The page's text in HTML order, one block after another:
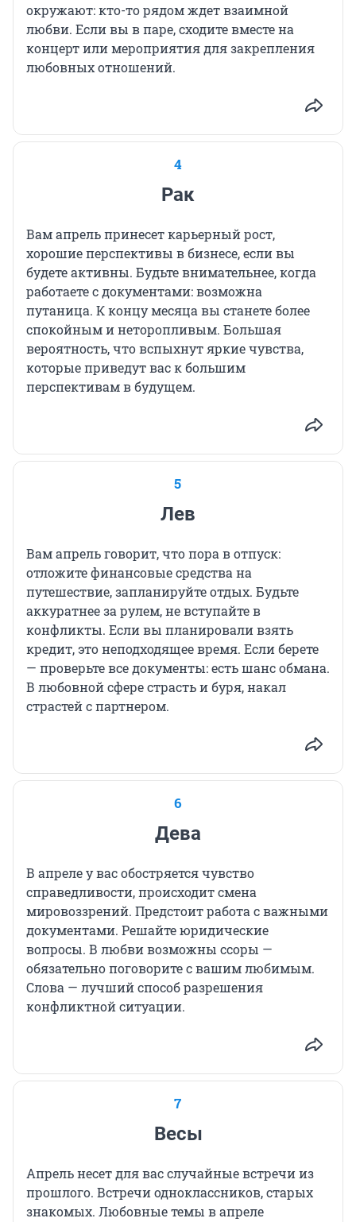
окружают: кто-то рядом ждет взаимной
любви. Если вы в паре, сходите вместе на
концерт или мероприятия для закрепления
любовных отношений.
4
Рак
Вам апрель принесет карьерный рост,
хорошие перспективы в бизнесе, если вы
будете активны. Будьте внимательнее, когда
работаете с документами: возможна
путаница. К концу месяца вы станете более
спокойным и неторопливым. Большая
вероятность, что вспыхнут яркие чувства,
которые приведут вас к большим
перспективам в будущем.
5
Лев
Вам апрель говорит, что пора в отпуск:
отложите финансовые средства на
путешествие, запланируйте отдых. Будьте
аккуратнее за рулем, не вступайте в
конфликты. Если вы планировали взять
кредит, это неподходящее время. Если берете
— проверьте все документы: есть шанс обмана.
В любовной сфере страсть и буря, накал
страстей с партнером.
6
Дева
В апреле у вас обостряется чувство
справедливости, происходит смена
мировоззрений. Предстоит работа с важными
документами. Решайте юридические
вопросы. В любви возможны ссоры —
обязательно поговорите с вашим любимым.
Слова — лучший способ разрешения
конфликтной ситуации.
7
Весы
Апрель несет для вас случайные встречи из
прошлого. Встречи одноклассников, старых
знакомых. Любовные темы в апреле